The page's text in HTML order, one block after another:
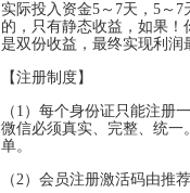
实际投入资金5～7天，5～
的，只有静态收益，如果
是双份收益，最终实现利润
【注册制度】
（1）每个身份证只能注册
微信必须真实、完整、统
单。
（2）会员注册激活码由推